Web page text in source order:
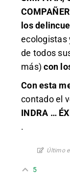
los
ecologistas
de todos
más) con
Con esta
contado el
INDRA …
.
Último
5